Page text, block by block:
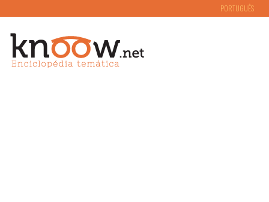
PORTUGUÊS